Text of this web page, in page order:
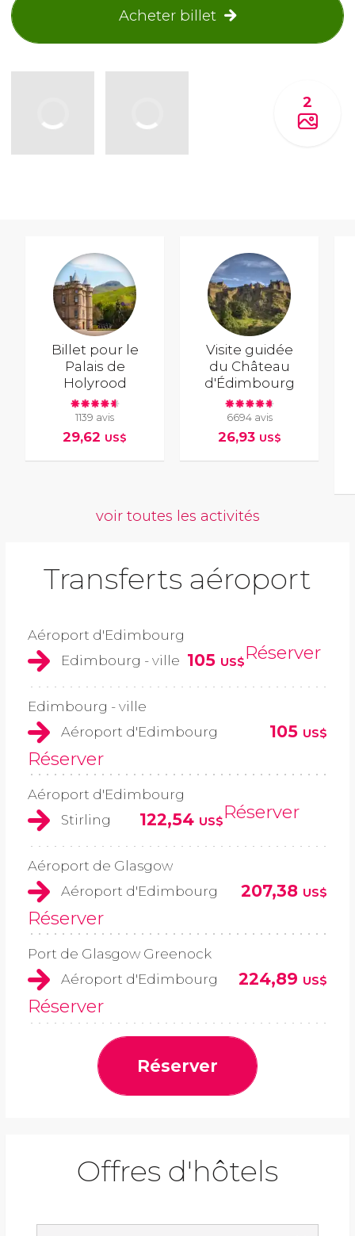
Acheter billet
2
Billet pour le
Palais de
Holyrood
1139 avis
29,62 US$
Visite guidée
du Château
d'Édimbourg
6694 avis
26,93 US$
voir toutes les activités
Transferts aéroport
Aéroport d'Edimbourg
Edimbourg - ville 105 US$Réserver
Edimbourg - ville
Aéroport d'Edimbourg
105 US$
Réserver
Aéroport d'Edimbourg
Stirling
122,54 US$Réserver
Aéroport de Glasgow
Aéroport d'Edimbourg
207,38 US$
Réserver
Port de Glasgow Greenock
Aéroport d'Edimbourg
224,89 US$
Réserver
Réserver
Offres d'hôtels